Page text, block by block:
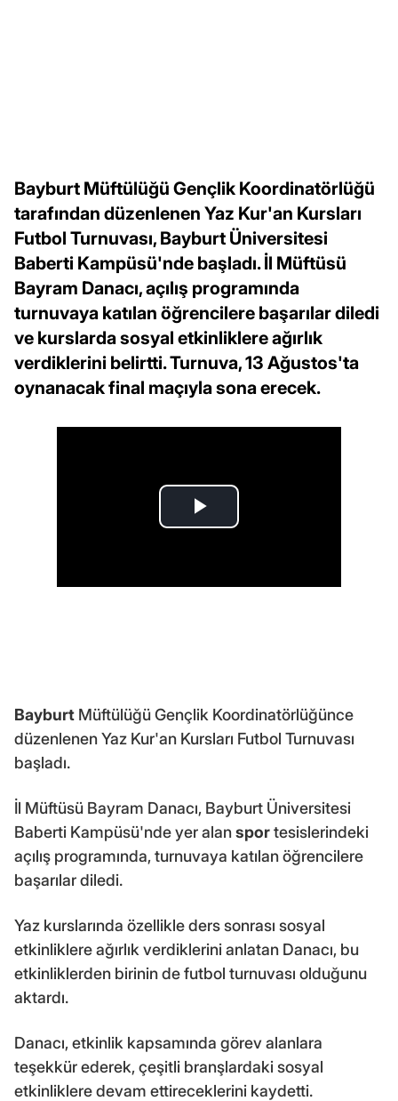
Bayburt Müftülüğü Gençlik Koordinatörlüğü
tarafından düzenlenen Yaz Kur'an Kursları
Futbol Turnuvası, Bayburt Üniversitesi
Baberti Kampüsü'nde başladı. İl Müftüsü
Bayram Danacı, açılış programında
turnuvaya katılan öğrencilere başarılar diledi
ve kurslarda sosyal etkinliklere ağırlık
verdiklerini belirtti. Turnuva, 13 Ağustos'ta
oynanacak final maçıyla sona erecek.
Bayburt Müftülüğü Gençlik Koordinatörlüğünce
düzenlenen Yaz Kur'an Kursları Futbol Turnuvası
başladı.
İl Müftüsü Bayram Danacı, Bayburt Üniversitesi
Baberti Kampüsü'nde yer alansportesislerindeki
açılış programında, turnuvaya katılan öğrencilere
başarılar diledi.
Yaz kurslarında özellikle ders sonrası sosyal
etkinliklere ağırlık verdiklerini anlatan Danacı, bu
etkinliklerden birinin de futbol turnuvası olduğunu
aktardı.
Danacı, etkinlik kapsamında görev alanlara
teşekkür ederek, çeşitli branşlardaki sosyal
etkinliklere devam ettireceklerini kaydetti.